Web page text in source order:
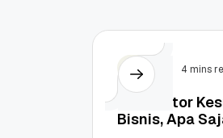
Bisnis 4 mins
5 Indikator
Bisnis, Apa